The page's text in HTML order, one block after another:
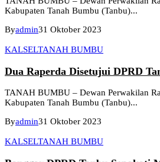
Kabupaten Tanah Bumbu (Tanbu)...
Byadmin31 Oktober 2023
KALSELTANAH BUMBU
Dua Raperda Disetujui DPRD
TANAH BUMBU – Dewan Perwakilan
Kabupaten Tanah Bumbu (Tanbu)...
Byadmin31 Oktober 2023
KALSELTANAH BUMBU